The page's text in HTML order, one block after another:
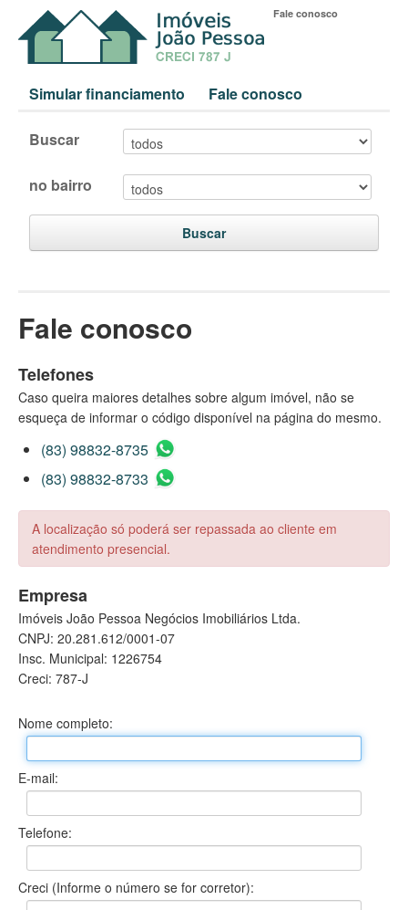
Fale conosco
Simular financiamento Fale conosco
Buscar
no bairro
Buscar
Fale conosco
Telefones
Caso queira maiores detalhes sobre algum imóvel, não se
esqueça de informar o código disponível na página do mesmo.
(83) 98832-8735
(83) 98832-8733
A localização só poderá ser repassada ao cliente em
atendimento presencial.
Empresa
Imóveis João Pessoa Negócios Imobiliários Ltda.
CNPJ: 20.281.612/0001-07
Insc. Municipal: 1226754
Creci: 787-J
Nome completo:
E-mail:
Telefone:
Creci (Informe o número se for corretor):